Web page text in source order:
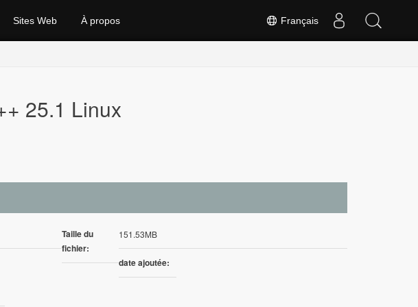
Français
Sites Web À propos
25.1 Linux
Taille du
fichier:
151.53MB
date ajoutée: